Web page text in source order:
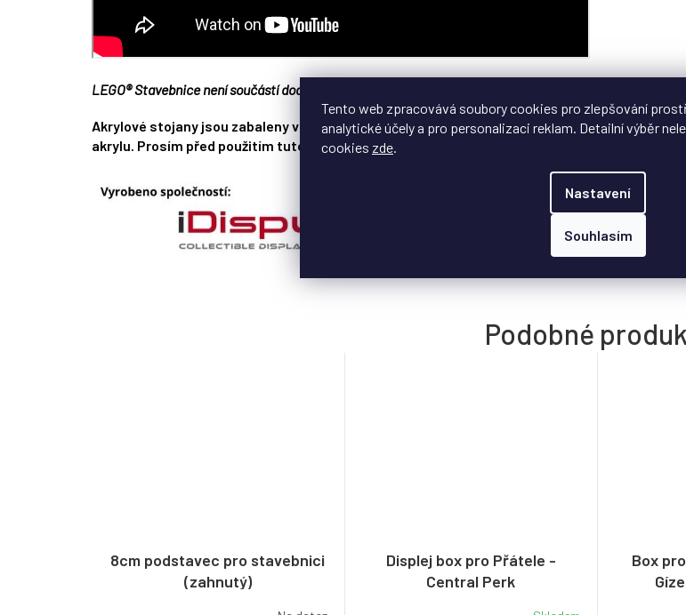
Tento web zpracovává soubory cookies pro zlepšování
analytické účely a pro personalizaci reklam. Detailní výběr
cookies zde
Nastavení
Souhlasím
LEGO® Stavebnice není součástí dodávky.
Akrylové stojany jsou zabaleny v modré fólii, která je zde umístěna z důvodu ochrany
akrylu. Prosím před použitím tuto fólii odstraňte!
8cm podstavec pro stavebnici
(zahnutý)
Displej box pro Přátele -
Central Perk
Box